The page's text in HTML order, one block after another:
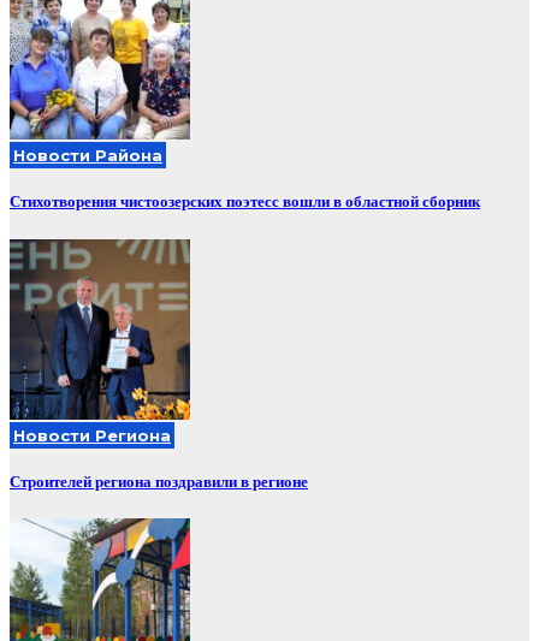
Новости Района
Стихотворения чистоозерских поэтесс вошли в областной сборник
Новости Региона
Строителей региона поздравили в регионе